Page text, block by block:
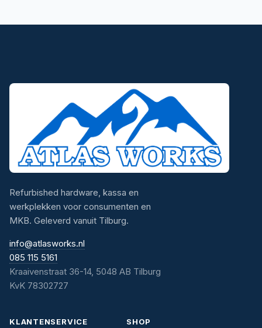
Refurbished hardware, kassa en
werkplekken voor consumenten en
MKB. Geleverd vanuit Tilburg.
info@atlasworks.nl
085 115 5161
Kraaivenstraat 36-14, 5048 AB Tilburg
KvK 78302727
KLANTENSERVICE SHOP